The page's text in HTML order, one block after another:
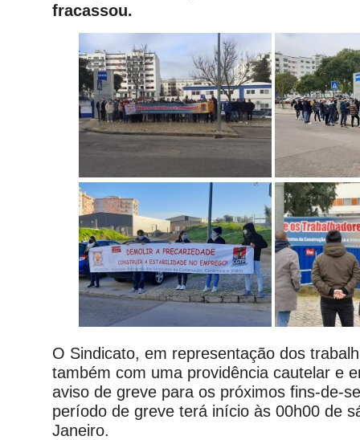
fracassou.
O Sindicato, em representação dos
também com uma providência cautelar e
aviso de greve para os próximos fins-de-
período de greve terá início às 00h00 de
Janeiro.